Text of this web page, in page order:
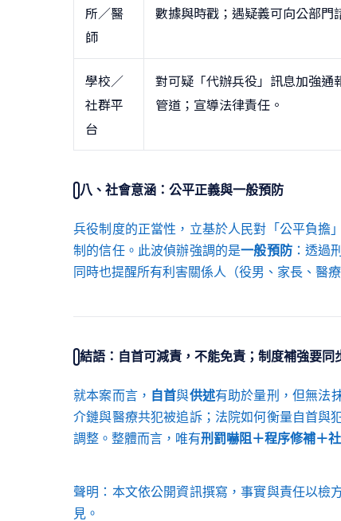
所／醫
師
數據與時戳；遇疑義可向公部門
學校／
社群平
台
對可疑「代辦兵役」訊息加強通
管道；宣導法律責任。
八、社會意涵：公平正義與一般預防
兵役制度的正當性，立基於人民對「公平負擔
制的信任。此波偵辦強調的是一般預防：透過
同時也提醒所有利害關係人（役男、家長、醫
結語：自首可減責，不能免責；制度補強要同
就本案而言， 自首與供述有助於量刑，但無法
介鏈與醫療共犯被追訴；法院如何衡量自首與
調整。整體而言，唯有刑罰嚇阻＋程序修補＋
聲明：本文依公開資訊撰寫，事實與責任以檢
見。